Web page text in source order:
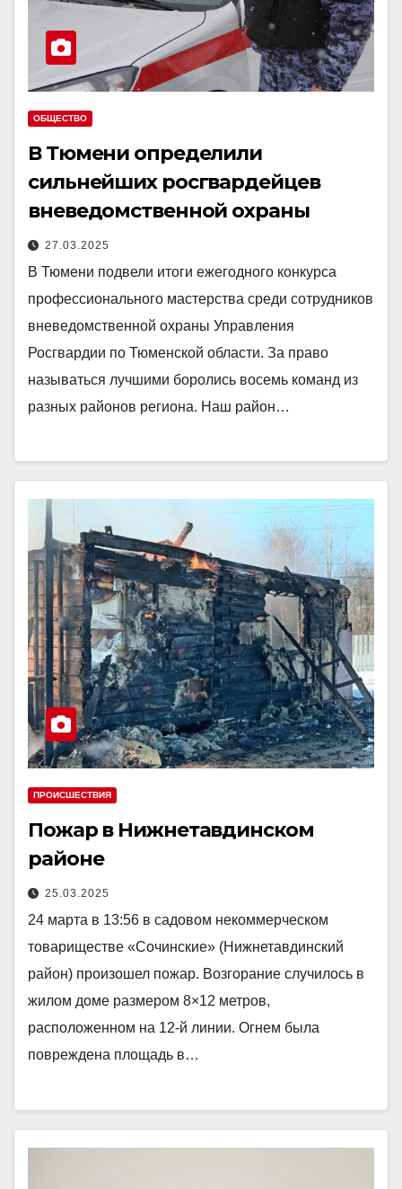
ОБЩЕСТВО
В Тюмени определили
сильнейших росгвардейцев
вневедомственной охраны
27.03.2025
В Тюмени подвели итоги ежегодного конкурса
профессионального мастерства среди сотрудников
вневедомственной охраны Управления
Росгвардии по Тюменской области. За право
называться лучшими боролись восемь команд из
разных районов региона. Наш район…
ПРОИСШЕСТВИЯ
Пожар в Нижнетавдинском
районе
25.03.2025
24 марта в 13:56 в садовом некоммерческом
товариществе «Сочинские» (Нижнетавдинский
район) произошел пожар. Возгорание случилось в
жилом доме размером 8×12 метров,
расположенном на 12-й линии. Огнем была
повреждена площадь в…